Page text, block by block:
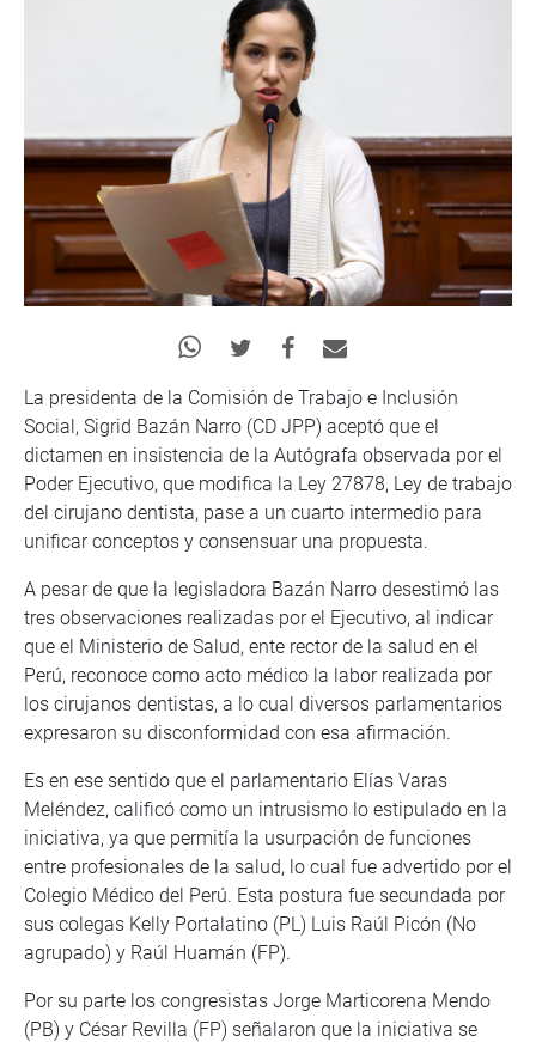
La presidenta de la Comisión de Trabajo e Inclusión
Social, Sigrid Bazán Narro (CD JPP) aceptó que el
dictamen en insistencia de la Autógrafa observada por el
Poder Ejecutivo, que modifica la Ley 27878, Ley de trabajo
del cirujano dentista, pase a un cuarto intermedio para
unificar conceptos y consensuar una propuesta.
A pesar de que la legisladora Bazán Narro desestimó las
tres observaciones realizadas por el Ejecutivo, al indicar
que el Ministerio de Salud, ente rector de la salud en el
Perú, reconoce como acto médico la labor realizada por
los cirujanos dentistas, a lo cual diversos parlamentarios
expresaron su disconformidad con esa afirmación.
Es en ese sentido que el parlamentario Elías Varas
Meléndez, calificó como un intrusismo lo estipulado en la
iniciativa, ya que permitía la usurpación de funciones
entre profesionales de la salud, lo cual fue advertido por el
Colegio Médico del Perú. Esta postura fue secundada por
sus colegas Kelly Portalatino (PL) Luis Raúl Picón (No
agrupado) y Raúl Huamán (FP).
Por su parte los congresistas Jorge Marticorena Mendo
(PB) y César Revilla (FP) señalaron que la iniciativa se